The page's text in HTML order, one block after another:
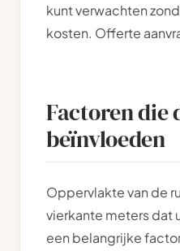
kunt verwachten
kosten. Offerte
Factoren die
beïnvloeden
Oppervlakte van de
vierkante meters dat
een belangrijke